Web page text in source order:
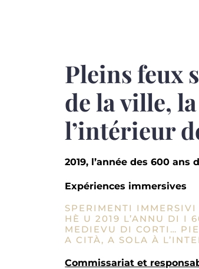
Pleins feux
de la ville,
l’intérieur
2019, l’année des 600 ans
Expériences immersives
SPERIMENTI IMMERSIVI
HÈ U 2019 L’ANNU DI I
MEDIEVU DI CORTI…
A CITÀ, A SOLA À
Commissariat et